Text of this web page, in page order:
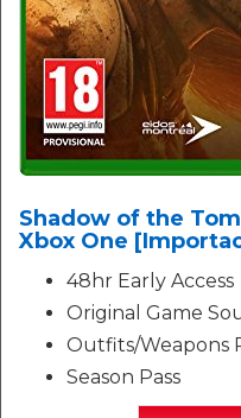
Shadow of the
Xbox One
48hr Early Access
Original Game
Outfits/Weapons
Season Pass